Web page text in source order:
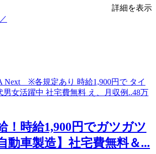
詳細を表示
！時給1,900円でガツガツ
動車製造】社宅費無料＆...